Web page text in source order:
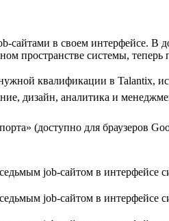
сайтами в своем интерфейсе. В
пространстве системы,
квалификации в Talantix,
дизайн, аналитика и
(доступно для браузеров